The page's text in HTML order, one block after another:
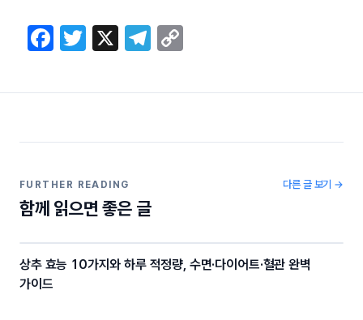
F
c
b
o
k
T
itt
X
T
e
a
p
Li
FURTHER READING
함께 읽으면 좋은 글
다른 글 보기 →
상추 효능 10가지와 하루 적정량, 수면·다이어트·혈관 완벽
가이드